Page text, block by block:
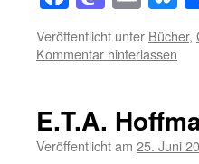
Veröffentlicht unter Bücher,
Kommentar hinterlassen
E.T.A.
Veröffentlicht am 25. Juni